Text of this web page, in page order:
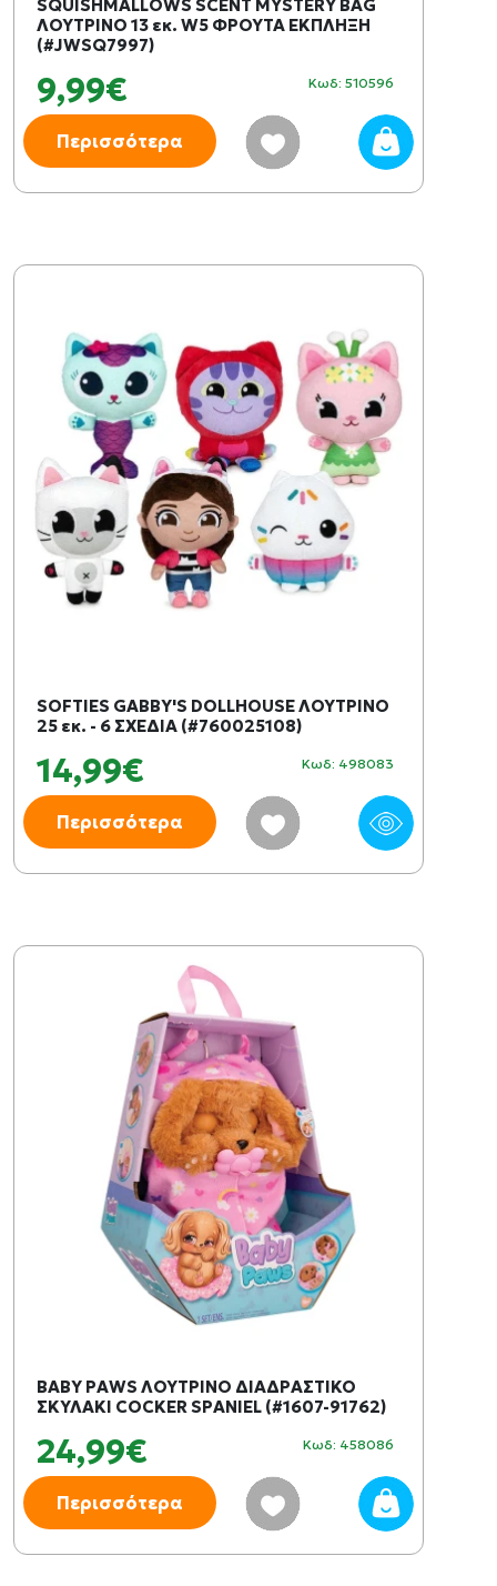
SQUISHMALLOWS SCENT MYSTERY BAG
ΛΟΥΤΡΙΝΟ 13 εκ. W5 ΦΡΟΥΤΑ ΕΚΠΛΗΞΗ
(#JWSQ7997)
9,99€ Κωδ: 510596
Περισσότερα
SOFTIES GABBY'S DOLLHOUSE ΛΟΥΤΡΙΝΟ
25 εκ. - 6 ΣΧΕΔΙΑ (#760025108)
14,99€ Κωδ: 498083
Περισσότερα
BABY PAWS ΛΟΥΤΡΙΝΟ ΔΙΑΔΡΑΣΤΙΚΟ
ΣΚΥΛΑΚΙ COCKER SPANIEL (#1607-91762)
24,99€ Κωδ: 458086
Περισσότερα